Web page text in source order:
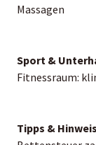
Massagen
Sport &
Fitnessraum:
Tipps &